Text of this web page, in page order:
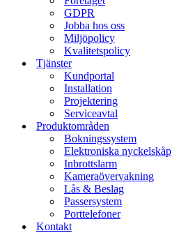
GDPR
Jobba hos oss
Miljöpolicy
Kvalitetspolicy
Tjänster
Kundportal
Installation
Projektering
Serviceavtal
Produktområden
Bokningssystem
Elektroniska nyckelskåp
Inbrottslarm
Kameraövervakning
Lås & Beslag
Passersystem
Porttelefoner
Kontakt